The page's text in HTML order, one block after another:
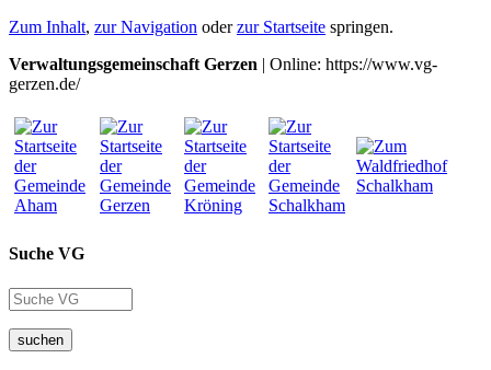
Zum Inhalt, zur Navigation oderzur Startseite springen.
Verwaltungsgemeinschaft Gerzen | Online: https://www.vg-
gerzen.de/
Suche VG
suchen